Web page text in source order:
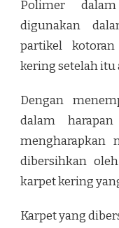
Polimer
digunakan
partikel
kering setelah itu
Dengan
dalam
mengharapkan
dibersihkan
karpet kering
Karpet yang